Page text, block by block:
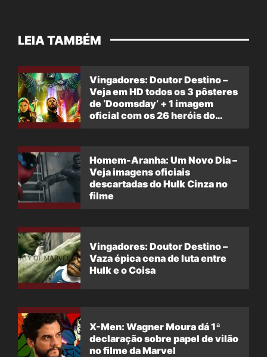
LEIA TAMBÉM
Vingadores: Doutor Destino –
Veja em HD todos os 3 pôsteres
de ‘Doomsday’ + 1 imagem
oficial com os 26 heróis do
Homem-Aranha: Um Novo Dia –
Veja imagens oficiais
descartadas do Hulk Cinza no
filme
Vingadores: Doutor Destino –
Vaza épica cena de luta entre
Hulk e o Coisa
X-Men: Wagner Moura dá 1ª
declaração sobre papel de vilão
no filme da Marvel